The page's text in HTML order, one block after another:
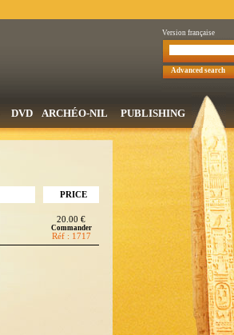
Version française
Advanced search
DVD ARCHÉO-NIL PUBLISHING
PRICE
20.00 €
Commander
Réf : 1717